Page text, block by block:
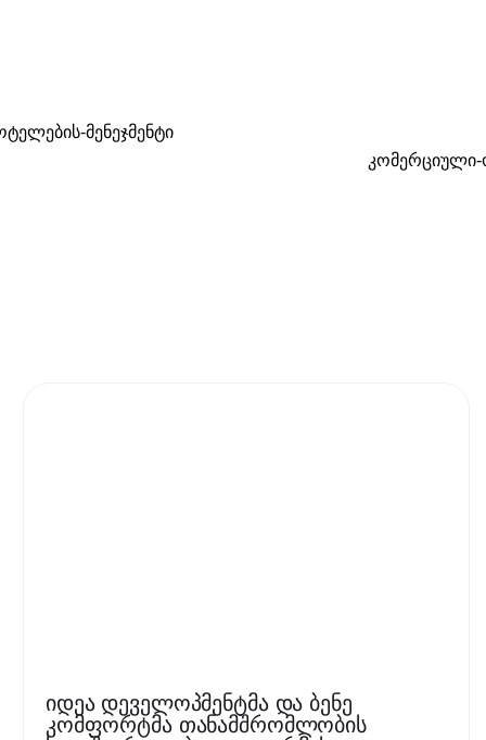
იდეა დეველოპმენტმა და ბენე
კომფორტმა თანამშრომლობის